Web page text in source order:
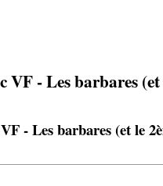
- Les barbares (et
- Les barbares (et le